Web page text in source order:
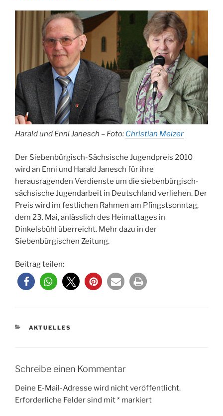
Harald und Enni Janesch – Foto: Christian Melzer
Der Siebenbürgisch-Sächsische Jugendpreis 2010
wird an Enni und Harald Janesch für ihre
herausragenden Verdienste um die siebenbürgisch-
sächsische Jugendarbeit in Deutschland verliehen. Der
Preis wird im festlichen Rahmen am Pfingstsonntag,
dem 23. Mai, anlässlich des Heimattages in
Dinkelsbühl überreicht. Mehr dazu in der
Siebenbürgischen Zeitung.
Beitrag teilen:
KATEGORIEN
AKTUELLES
Schreibe einen Kommentar
Deine E-Mail-Adresse wird nicht veröffentlicht.
Erforderliche Felder sind mit* markiert